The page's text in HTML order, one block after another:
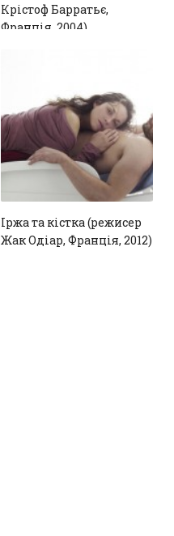
Крістоф Барратьє,
Франція, 2004)
Іржа та кістка (режисер
Жак Одіар, Франція, 2012)